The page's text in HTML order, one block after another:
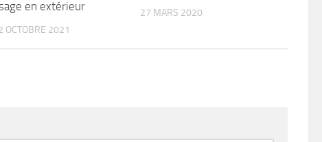
en extérieur
OCTOBRE 2021
27 MARS 2020